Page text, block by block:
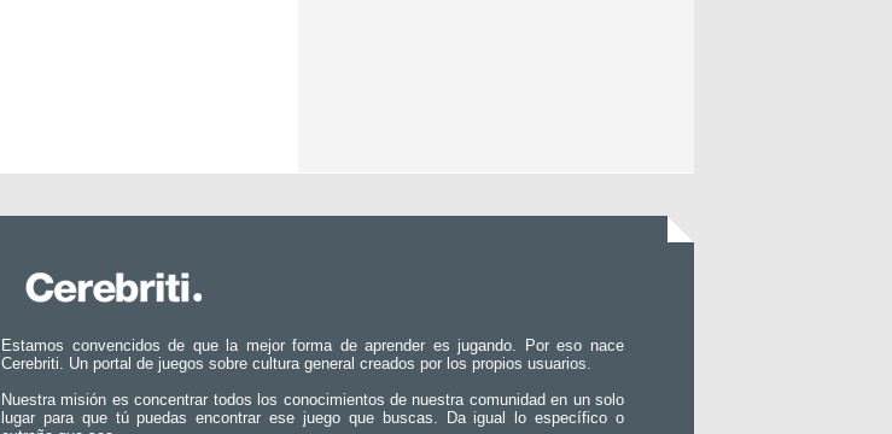
Estamos convencidos de que la mejor forma de aprender es jugando. Por eso nace
Cerebriti. Un portal de juegos sobre cultura general creados por los propios usuarios.
Nuestra misión es concentrar todos los conocimientos de nuestra comunidad en un solo
lugar para que tú puedas encontrar ese juego que buscas. Da igual lo específico o